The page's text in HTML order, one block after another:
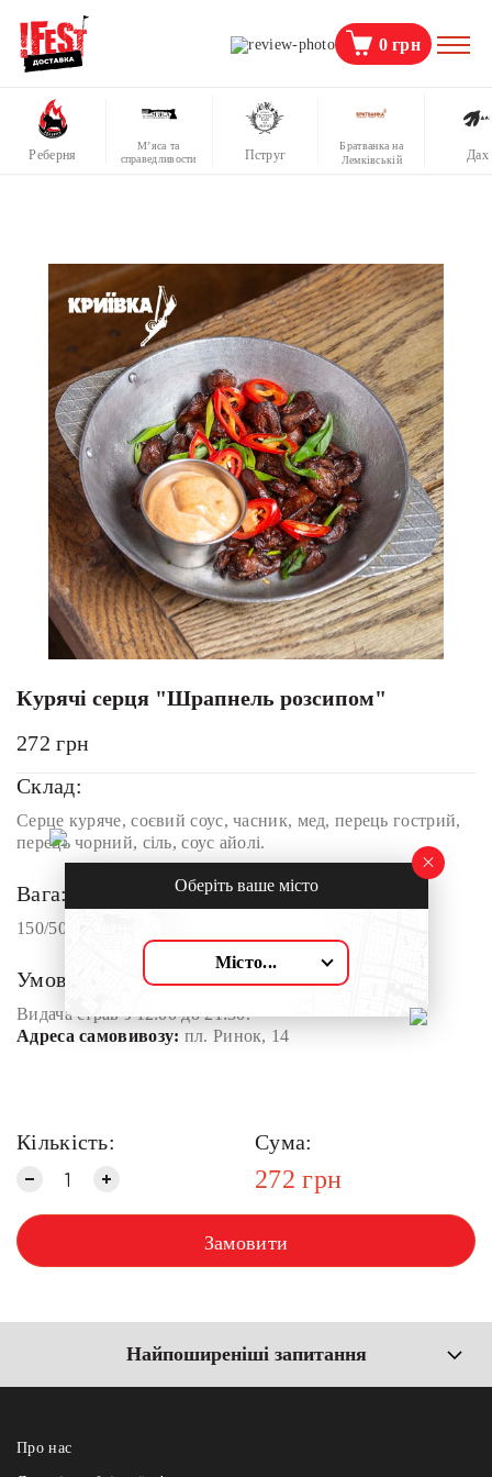
0грн
Реберня
М’яса та
справедливости
Пструг
Братванка на
Лемківській
Дах
Курячі серця "Шрапнель розсипом"
272 грн
Склад:
Серце куряче, соєвий соус, часник, мед, перець гострий,
перець чорний, сіль, соус айолі.
Вага:
150/50 г
Умови доставки:
Видача страв з 12:00 до 21:30.
Адреса самовивозу: пл. Ринок, 14
Кількість: Сума:
272 грн
Замовити
Найпоширеніші запитання
Про нас
Оберіть ваше місто
Місто...